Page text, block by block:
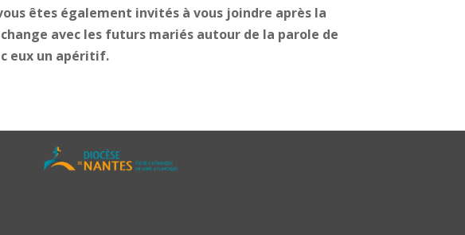
êtes également invités à vous joindre après la
avec les futurs mariés autour de la parole de
eux un apéritif.